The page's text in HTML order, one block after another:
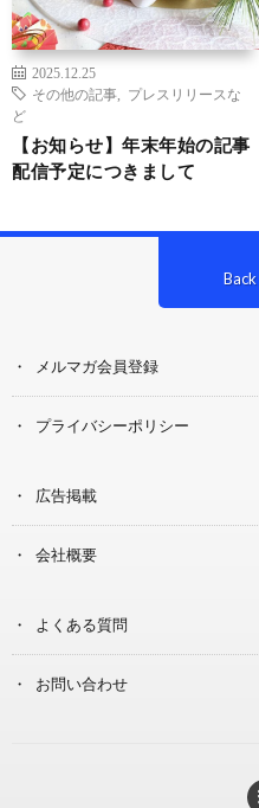
2025.12.25
その他の記事
プレスリリースな
ど
【お知らせ】年末年始の記事
配信予定につきまして
メルマガ会員登録
プライバシーポリシー
広告掲載
会社概要
よくある質問
お問い合わせ